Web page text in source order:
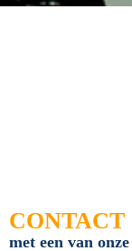
CONTACT
met een van onze